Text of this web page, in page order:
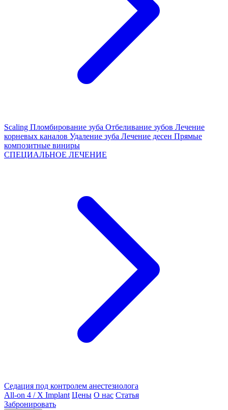
Scaling Пломбирование зуба Отбеливание зубов Лечение
корневых каналов Удаление зуба Лечение десен Прямые
композитные виниры
СПЕЦИАЛЬНОЕ ЛЕЧЕНИЕ
Седация под контролем анестезиолога
All-on 4 / X Implant Цены О нас Статья
Забронировать